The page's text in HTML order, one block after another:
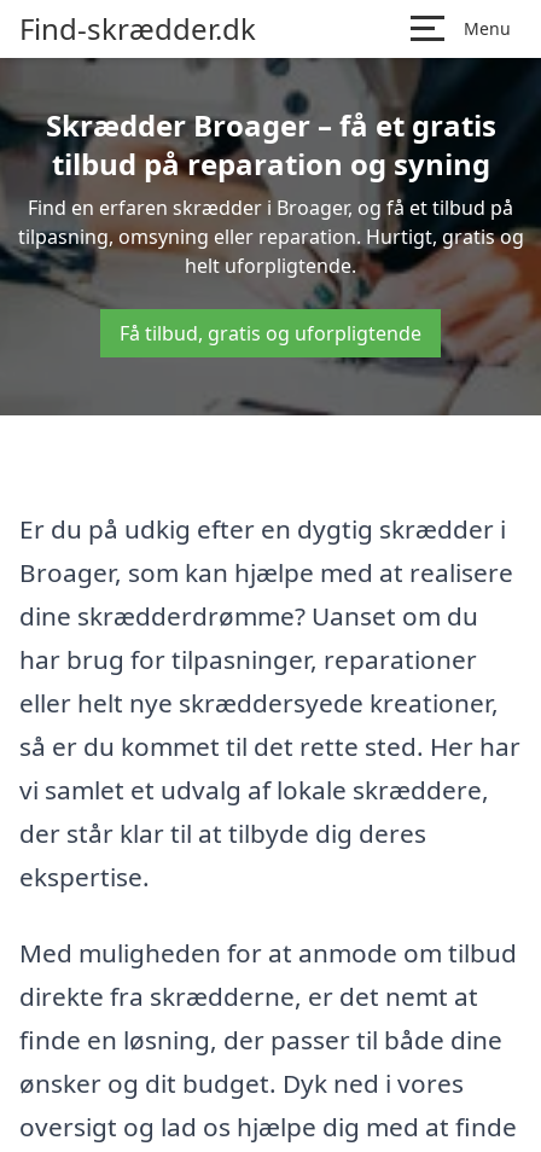
Find-skrædder.dk Menu
Skrædder Broager – få et gratis
tilbud på reparation og syning
Find en erfaren skrædder i Broager, og få et tilbud på
tilpasning, omsyning eller reparation. Hurtigt, gratis og
helt uforpligtende.
Få tilbud, gratis og uforpligtende
Er du på udkig efter en dygtig skrædder i
Broager, som kan hjælpe med at realisere
dine skrædderdrømme? Uanset om du
har brug for tilpasninger, reparationer
eller helt nye skræddersyede kreationer,
så er du kommet til det rette sted. Her har
vi samlet et udvalg af lokale skræddere,
der står klar til at tilbyde dig deres
ekspertise.
Med muligheden for at anmode om tilbud
direkte fra skrædderne, er det nemt at
finde en løsning, der passer til både dine
ønsker og dit budget. Dyk ned i vores
oversigt og lad os hjælpe dig med at finde